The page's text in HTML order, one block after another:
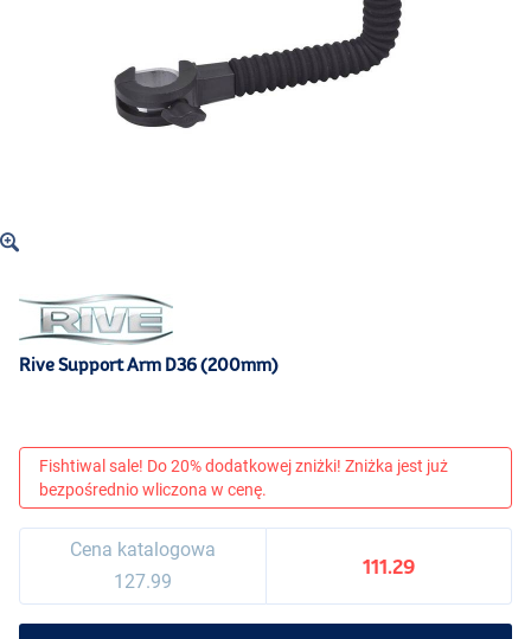
Rive Support Arm D36 (200mm)
Fishtiwal sale! Do 20% dodatkowej zniżki! Zniżka jest już
bezpośrednio wliczona w cenę.
Cena katalogowa
127.99
111.29